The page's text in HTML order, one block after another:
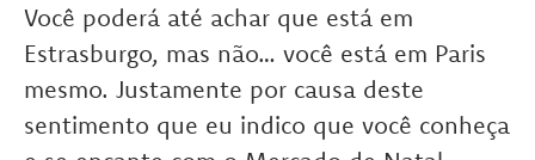
Você poderá até achar que está em
Estrasburgo, mas não… você está em Paris
mesmo. Justamente por causa deste
sentimento que eu indico que você conheça